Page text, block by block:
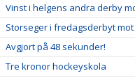
Vinst i helgens andra derby
Storseger i fredagsderbyt
Avgjort på 48 sekunder!
Tre kronor hockeyskola